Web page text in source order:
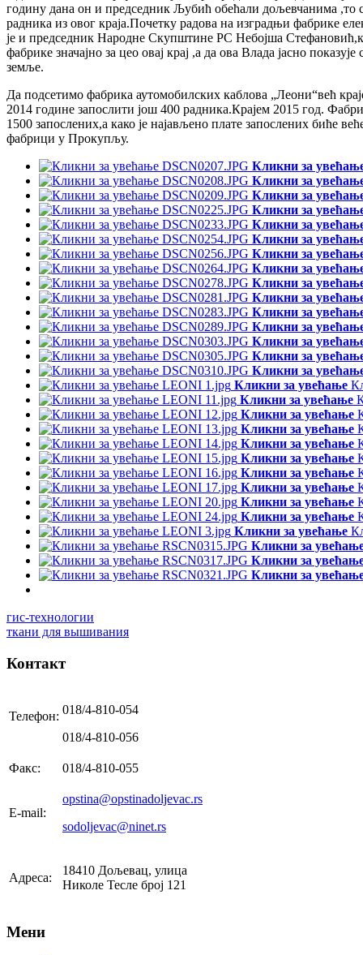
годину дана он и председник Љубић обећали дољевчанима ,то
радника из овог краја.Почетку радова на изградњи фабрике
је и председник Народне Скупштине РС Небојша
фабрике значајно за цео овај крај ,а да ова Влада јасно
земље.
Да подсетимо фабрика аутомобилских каблова „Леони“већ
2014 године запослити још 400 радника.Крајем 2015 год.
1500 запослених,а како је најављено плате запослених биће
фабрици у Прокупљу.
Кликни за
Кликни за
Кликни за
Кликни за
Кликни за
Кликни за
Кликни за
Кликни за
Кликни за
Кликни за
Кликни за
Кликни за
Кликни за
Кликни за
Кликни за
Кликни за увећање
Кликни за увећање
Кликни за увећање
Кликни за увећање
Кликни за увећање
Кликни за увећање
Кликни за увећање
Кликни за увећање
Кликни за увећање
Кликни за увећање
Кликни за увећање
Кликни за
Кликни за
Кликни за
гис-технологии
ткани для вышивания
Контакт
Телефон: 018/4-810-054
018/4-810-056
Факс: 018/4-810-055
E-mail:
opstina@opstinadoljevac.rs
sodoljevac@ninet.rs
Адреса:
18410 Дољевац, улица
Николе Тесле број 121
Мени